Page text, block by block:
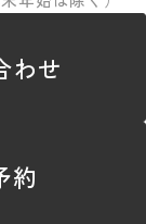
わせ
約